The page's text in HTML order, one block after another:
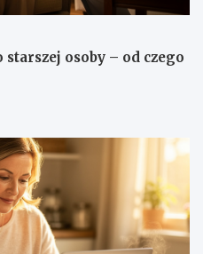
osoby – od czego